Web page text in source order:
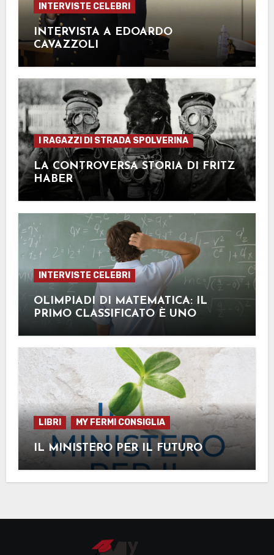
INTERVISTE CELEBRI
INTERVISTA A EDOARDO
CAVAZZOLI
I RAGAZZI DI STRADA SPOLVERINA
LA CONTROVERSA STORIA DI FRITZ
HABER
INTERVISTE CELEBRI
OLIMPIADI DI MATEMATICA: IL
PRIMO CLASSIFICATO È UNO
STUDENTE DEL NOSTRO ISTITUTO
LIBRI MY FERMI CONSIGLIA
IL MINISTERO PER IL FUTURO